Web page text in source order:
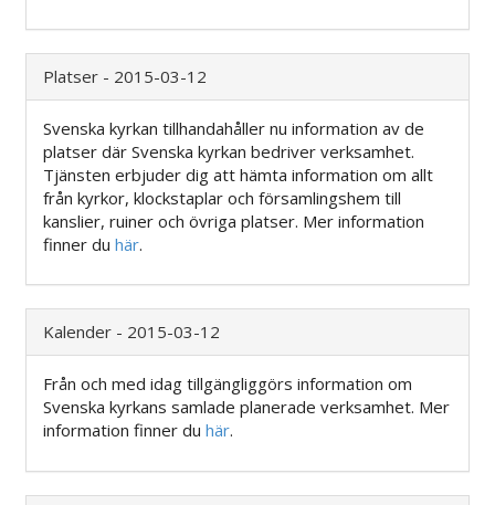
Platser - 2015-03-12
Svenska kyrkan tillhandahåller nu information av de
platser där Svenska kyrkan bedriver verksamhet.
Tjänsten erbjuder dig att hämta information om allt
från kyrkor, klockstaplar och församlingshem till
kanslier, ruiner och övriga platser. Mer information
finner du här.
Kalender - 2015-03-12
Från och med idag tillgängliggörs information om
Svenska kyrkans samlade planerade verksamhet. Mer
information finner du här.